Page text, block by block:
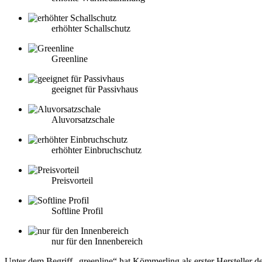
erhöhter Schallschutz
Greenline
geeignet für Passivhaus
Aluvorsatzschale
erhöhter Einbruchschutz
Preisvorteil
Softline Profil
nur für den Innenbereich